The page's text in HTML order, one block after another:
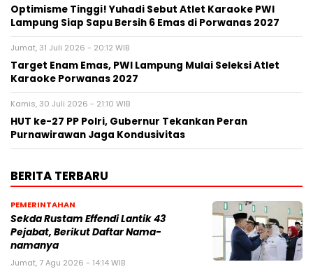
Optimisme Tinggi! Yuhadi Sebut Atlet Karaoke PWI
Lampung Siap Sapu Bersih 6 Emas di Porwanas 2027
Jumat, 31 Juli 2026 - 20:12 WIB
Target Enam Emas, PWI Lampung Mulai Seleksi Atlet
Karaoke Porwanas 2027
Kamis, 30 Juli 2026 - 21:10 WIB
HUT ke-27 PP Polri, Gubernur Tekankan Peran
Purnawirawan Jaga Kondusivitas
BERITA TERBARU
PEMERINTAHAN
Sekda Rustam Effendi Lantik 43
Pejabat, Berikut Daftar Nama-
namanya
Jumat, 7 Agu 2026 - 14:14 WIB